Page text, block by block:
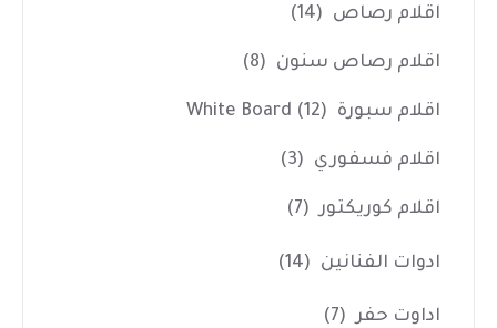
اقلام رصاص (14)
اقلام رصاص سنون (8)
اقلام سبورة White Board (12)
اقلام فسفوري (3)
اقلام كوريكتور (7)
ادوات الفنانين (14)
اداوت حفر (7)